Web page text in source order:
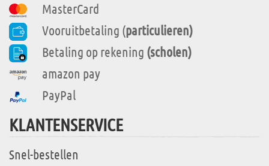
MasterCard
Vooruitbetaling (particulieren)
Betaling op rekening (scholen)
amazon pay
PayPal
KLANTENSERVICE
Snel-bestellen